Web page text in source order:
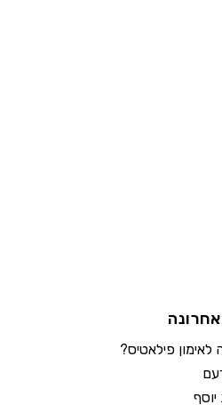
לאימון פילאטיס?